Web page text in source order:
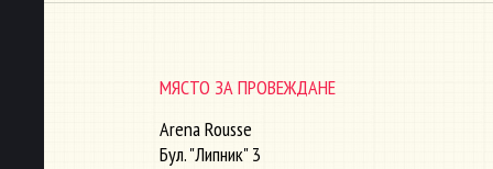
МЯСТО ЗА ПРОВЕЖДАНЕ
Arena Rousse
Бул. "Липник" 3